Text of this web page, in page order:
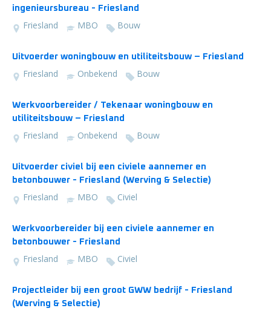
ingenieursbureau - Friesland
Friesland MBO Bouw
Uitvoerder woningbouw en utiliteitsbouw – Friesland
Friesland Onbekend Bouw
Werkvoorbereider / Tekenaar woningbouw en
utiliteitsbouw – Friesland
Friesland Onbekend Bouw
Uitvoerder civiel bij een civiele aannemer en
betonbouwer - Friesland (Werving & Selectie)
Friesland MBO Civiel
Werkvoorbereider bij een civiele aannemer en
betonbouwer - Friesland
Friesland MBO Civiel
Projectleider bij een groot GWW bedrijf - Friesland
(Werving & Selectie)